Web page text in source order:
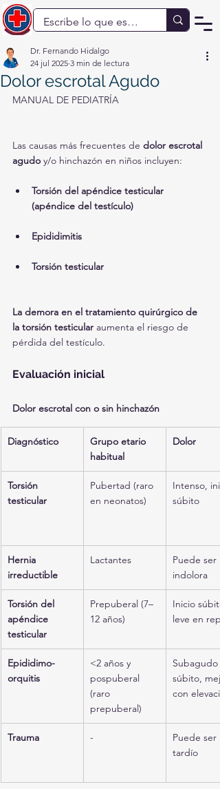
Dolor escrotal Agudo
Dr. Fernando Hidalgo
24 jul 2025 3 min de lectura
MANUAL DE PEDIATRÍA
Las causas más frecuentes de dolor escrotal
agudo y/o hinchazón en niños incluyen:
Torsión del apéndice testicular
(apéndice del testículo)
Epididimitis
Torsión testicular
La demora en el tratamiento quirúrgico de
la torsión testicular aumenta el riesgo de
pérdida del testículo.
Evaluación inicial
Dolor escrotal con o sin hinchazón
Diagnóstico
Grupo etario
habitual
Dolor
Torsión
testicular
Pubertad (raro
en neonatos)
Intenso,
súbito
Hernia
irreductible
Lactantes
Puede ser
indolora
Torsión del
apéndice
testicular
Prepuberal (7–
12 años)
Inicio
leve en
Epididimo-
orquitis
<2 años y
pospuberal
(raro
prepuberal)
Subagudo
súbito,
con
Trauma -
Puede ser
tardío